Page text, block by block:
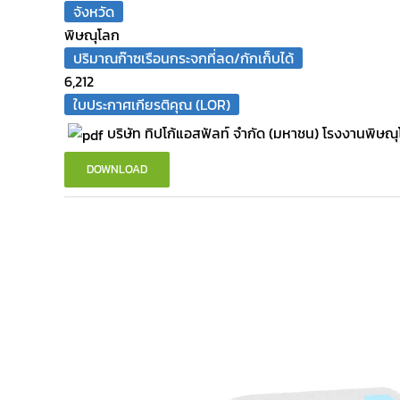
จังหวัด
พิษณุโลก
ปริมาณก๊าซเรือนกระจกที่ลด/กักเก็บได้
6,212
ใบประกาศเกียรติคุณ (LOR)
บริษัท ทิปโก้แอสฟัลท์ จำกัด (มหาชน) โรงงานพิษ
DOWNLOAD